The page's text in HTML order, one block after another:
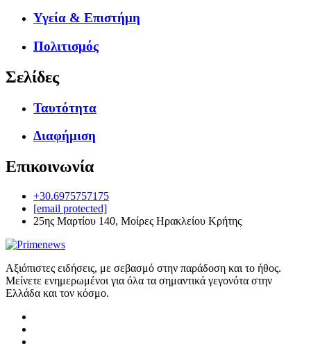
Υγεία & Επιστήμη
Πολιτισμός
Σελίδες
Ταυτότητα
Διαφήμιση
Επικοινωνία
+30.6975757175
[email protected]
25ης Μαρτίου 140, Μοίρες Ηρακλείου Κρήτης
Αξιόπιστες ειδήσεις, με σεβασμό στην παράδοση και το ήθος.
Μείνετε ενημερωμένοι για όλα τα σημαντικά γεγονότα στην
Ελλάδα και τον κόσμο.